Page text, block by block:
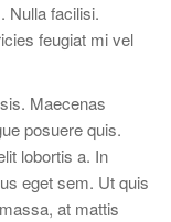
Nulla facilisi.
feugiat mi vel
Maecenas
posuere quis.
lobortis a. In
eget sem. Ut quis
at mattis